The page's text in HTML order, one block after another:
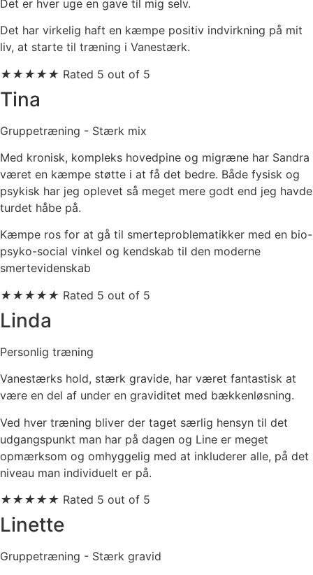
Det er hver uge en gave ​til mig selv.
Det har virkelig haft en ​kæmpe positiv ​indvirkning på mit
liv, at ​starte til træning i ​Vanestærk.
★★★★★ Rated 5 out of 5
Tina
Gruppetræning - Stærk mix
Med kronisk, kompleks hovedpine og migræne har Sandra
været en kæmpe støtte i at få det bedre. Både fysisk og
psykisk har jeg oplevet så meget mere godt end jeg havde
turdet håbe på.
Kæmpe ros for at gå til smerteproblematikker med en bio-
psyko-social vinkel og kendskab til den moderne
smertevidenskab
★★★★★ Rated 5 out of 5
Linda
Personlig træning
Vanestærks hold, stærk gravide, har været fantastisk at
være en del af under en graviditet med bækkenløsning.
Ved hver træning bliver der taget særlig hensyn til det
udgangspunkt man har på dagen og Line er meget
opmærksom og omhyggelig med at inkluderer alle, på det
niveau man individuelt er på.
★★★★★ Rated 5 out of 5
Linette
Gruppetræning - Stærk gravid